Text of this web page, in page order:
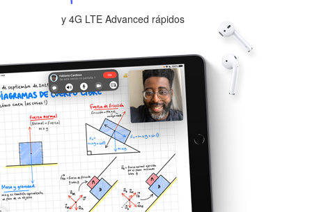
y 4G LTE Advanced rápidos